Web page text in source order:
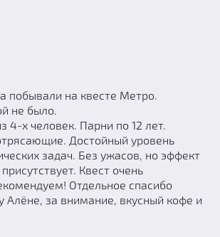
побывали на квесте Метро.
не было.
4-х человек. Парни по 12 лет.
Достойный уровень
задач. Без ужасов, но эффект
Квест очень
Отдельное спасибо
Алёне, за внимание, вкусный кофе и